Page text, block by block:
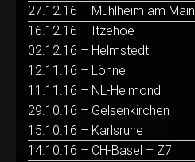
27.12.16 – Mühlheim am Main
16.12.16 – Itzehoe
02.12.16 – Helmstedt
12.11.16 – Löhne
11.11.16 – NL-Helmond
29.10.16 – Gelsenkirchen
15.10.16 – Karlsruhe
14.10.16 – CH-Basel – Z7